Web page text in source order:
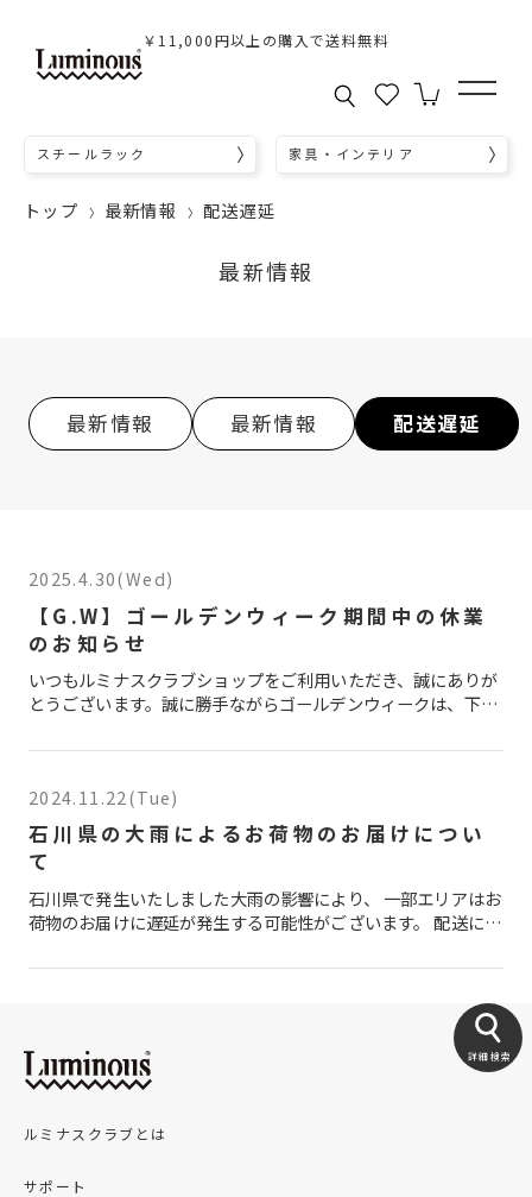
￥11,000円以上の購入で送料無料
スチールラック 家具・インテリア
トップ 最新情報 配送遅延
最新情報
最新情報 最新情報 配送遅延
2025.4.30(Wed)
【G.W】ゴールデンウィーク期間中の休業
のお知らせ
いつもルミナスクラブショップをご利用いただき、誠にありが
とうございます。誠に勝手ながらゴールデンウィークは、下記
業：2025年5月3日(土)～5月6日(火) ※5 […]
2024.11.22(Tue)
石川県の大雨によるお荷物のお届けについ
て
石川県で発生いたしました大雨の影響により、 一部エリアはお
荷物のお届けに遅延が発生する可能性がございます。 配送に関
認くださいませ。 お客様にはご迷惑をお掛けしま […]
詳細検索
ルミナスクラブとは
サポート